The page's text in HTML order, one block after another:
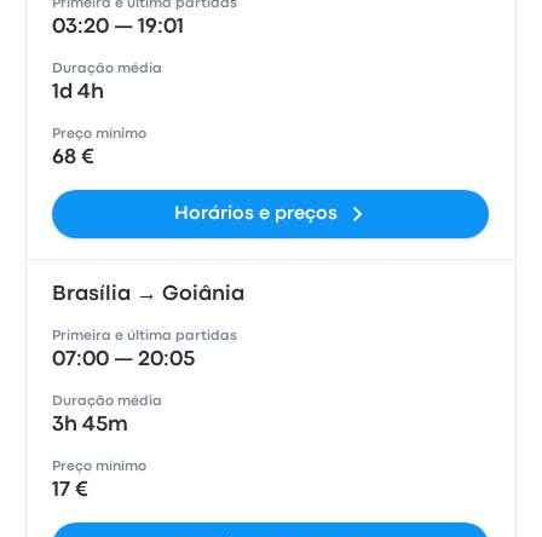
Primeira e última partidas
03:20 — 19:01
Duração média
1d 4h
Preço mínimo
68 €
Horários e preços
Brasília → Goiânia
Primeira e última partidas
07:00 — 20:05
Duração média
3h 45m
Preço mínimo
17 €